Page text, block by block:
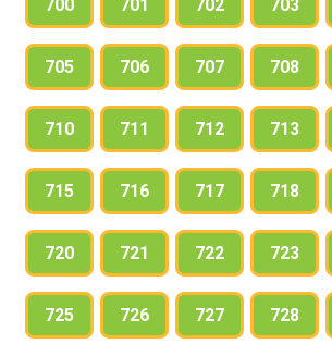
700 701 702 703
705 706 707 708
710 711 712 713
715 716 717 718
720 721 722 723
725 726 727 728